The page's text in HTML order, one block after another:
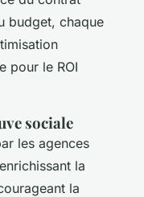
budget, chaque
pour le ROI
sociale
les agences
la
la